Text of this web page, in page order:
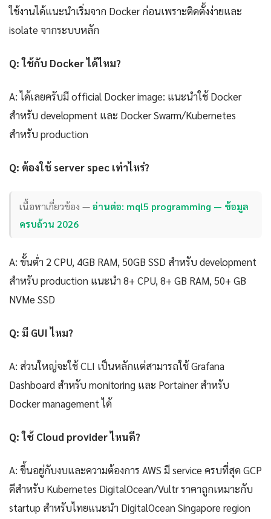
ใช้งานได้แนะนำเริ่มจาก Docker ก่อนเพราะติดตั้งง่ายและ
isolate จากระบบหลัก
Q: ใช้กับ Docker ได้ไหม?
A: ได้เลยครับมี official Docker image: แนะนำใช้ Docker
สำหรับ development และ Docker Swarm/Kubernetes
สำหรับ production
Q: ต้องใช้ server spec เท่าไหร่?
เนื้อหาเกี่ยวข้อง —อ่านต่อ: mql5 programming — ข้อมูล
ครบถ้วน 2026
A: ขั้นต่ำ 2 CPU, 4GB RAM, 50GB SSD สำหรับ development
สำหรับ production แนะนำ 8+ CPU, 8+ GB RAM, 50+ GB
NVMe SSD
Q: มี GUI ไหม?
A: ส่วนใหญ่จะใช้ CLI เป็นหลักแต่สามารถใช้ Grafana
Dashboard สำหรับ monitoring และ Portainer สำหรับ
Docker management ได้
Q: ใช้ Cloud provider ไหนดี?
A: ขึ้นอยู่กับงบและความต้องการ AWS มี service ครบที่สุด GCP
ดีสำหรับ Kubernetes DigitalOcean/Vultr ราคาถูกเหมาะกับ
startup สำหรับไทยแนะนำ DigitalOcean Singapore region